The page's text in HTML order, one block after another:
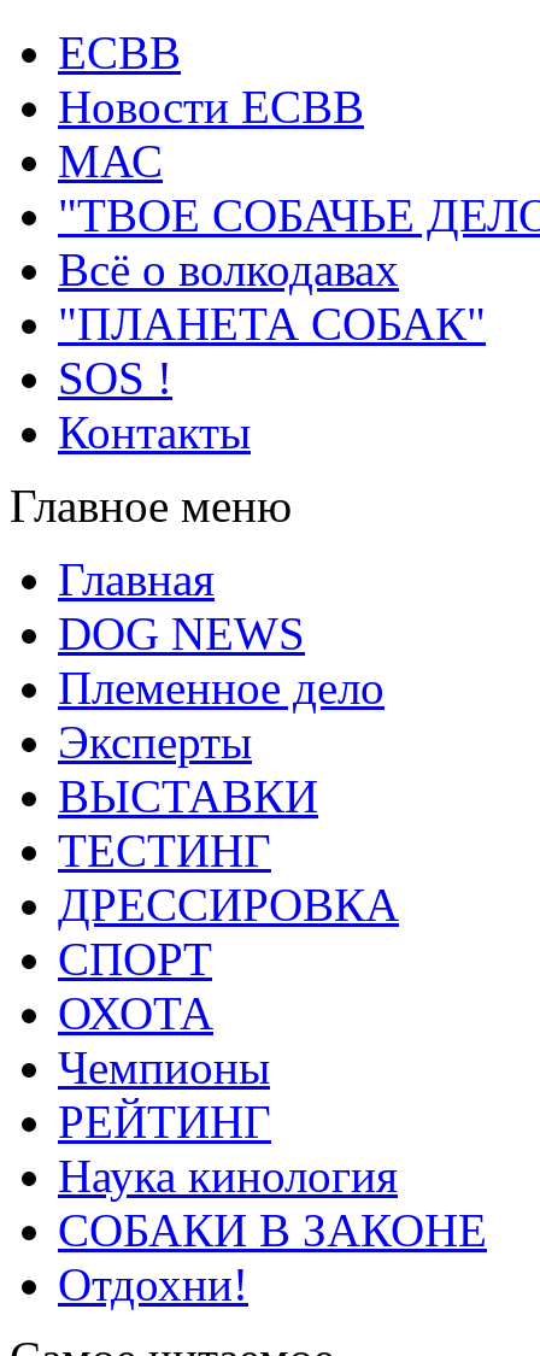
ECВB
Новости ЕСВВ
МАС
"ТВОЕ СОБАЧЬЕ
Всё о волкодавах
"ПЛАНЕТА СОБАК"
SOS !
Контакты
Главное меню
Главная
DOG NEWS
Племенное дело
Эксперты
ВЫСТАВКИ
ТЕСТИНГ
ДРЕССИРОВКА
СПОРТ
ОХОТА
Чемпионы
РЕЙТИНГ
Наука кинология
СОБАКИ В ЗАКОНЕ
Отдохни!